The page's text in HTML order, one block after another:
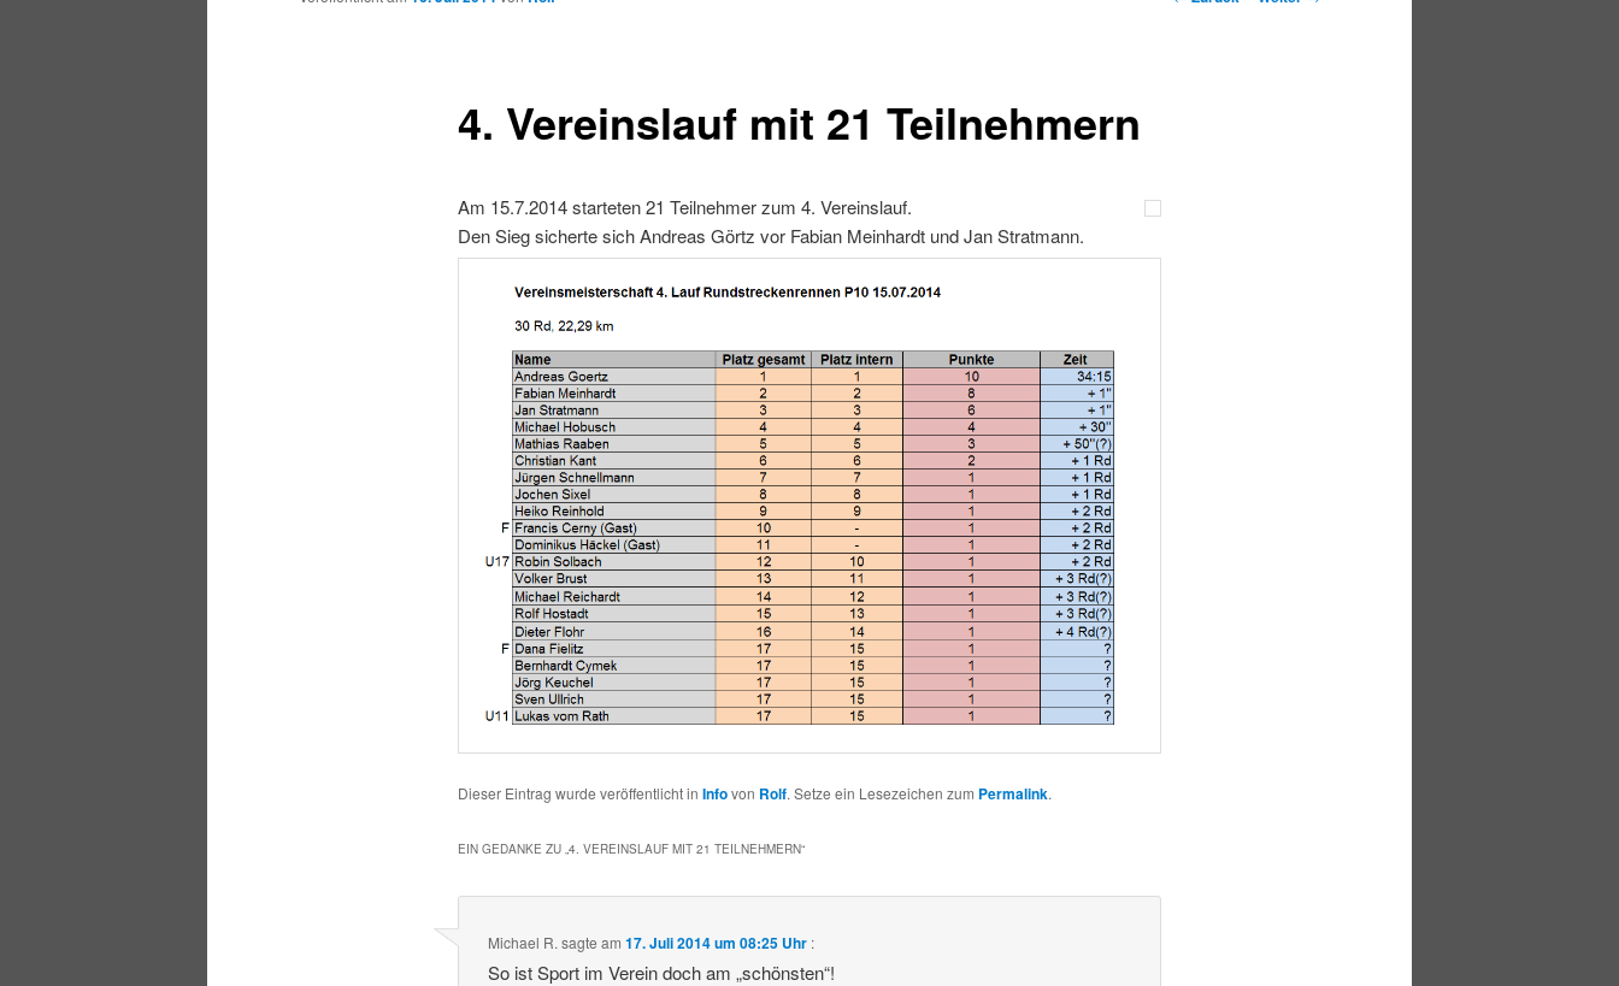
4. Vereinslauf mit 21 Teilnehmern
Am 15.7.2014 starteten 21 Teilnehmer zum 4. Vereinslauf.
Den Sieg sicherte sich Andreas Görtz vor Fabian Meinhardt und Jan Stratmann.
Dieser Eintrag wurde veröffentlicht in Infovon Rolf. Setze ein Lesezeichen zum Permalink.
EIN GEDANKE ZU „4. VEREINSLAUF MIT 21 TEILNEHMERN“
Michael R. sagte am17. Juli 2014 um 08:25 Uhr :
So ist Sport im Verein doch am „schönsten“!